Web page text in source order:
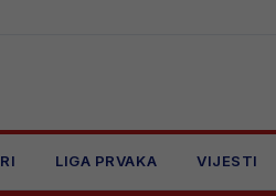
LIGA PRVAKA VIJESTI